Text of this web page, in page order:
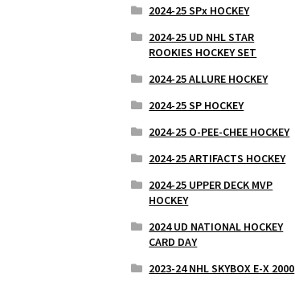
2024-25 SPx HOCKEY
2024-25 UD NHL STAR
ROOKIES HOCKEY SET
2024-25 ALLURE HOCKEY
2024-25 SP HOCKEY
2024-25 O-PEE-CHEE HOCKEY
2024-25 ARTIFACTS HOCKEY
2024-25 UPPER DECK MVP
HOCKEY
2024 UD NATIONAL HOCKEY
CARD DAY
2023-24 NHL SKYBOX E-X 2000